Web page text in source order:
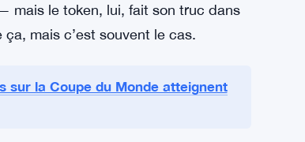
la réalité — c’est vieux comme le
token
c’est pas nouveau dans la